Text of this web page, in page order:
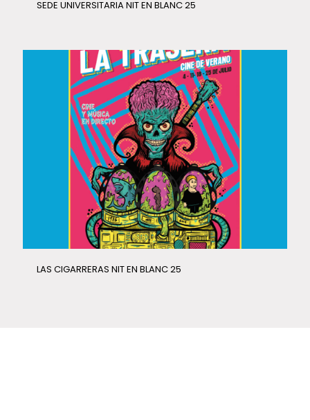
SEDE UNIVERSITARIA NIT EN BLANC 25
LAS CIGARRERAS NIT EN BLANC 25